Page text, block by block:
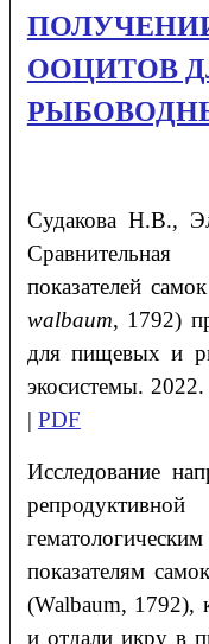
ООЦИТОВ
Судакова Н.В.,
Сравнительная
показателей
walbaum, 1792)
для пищевых и
экосистемы.
| PDF
Исследование
показателям
(Walbaum, 1792),
и отдали икру в